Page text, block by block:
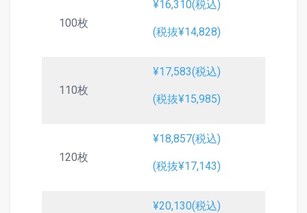
100枚
¥16,310(税込)
(税抜¥14,828)
110枚
¥17,583(税込)
(税抜¥15,985)
120枚
¥18,857(税込)
(税抜¥17,143)
¥20,130(税込)